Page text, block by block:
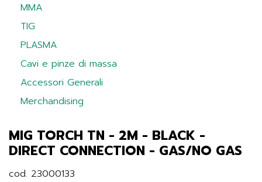
MMA
TIG
PLASMA
Cavi e pinze di massa
Accessori Generali
Merchandising
MIG TORCH TN - 2M - BLACK -
DIRECT CONNECTION - GAS/NO GAS
cod. 23000133